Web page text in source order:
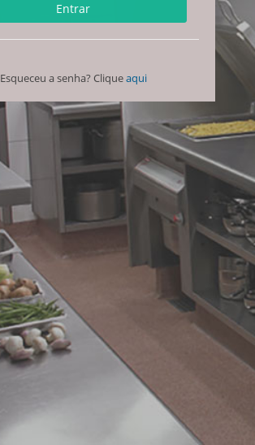
Entrar
Esqueceu a senha? Cliqueaqui